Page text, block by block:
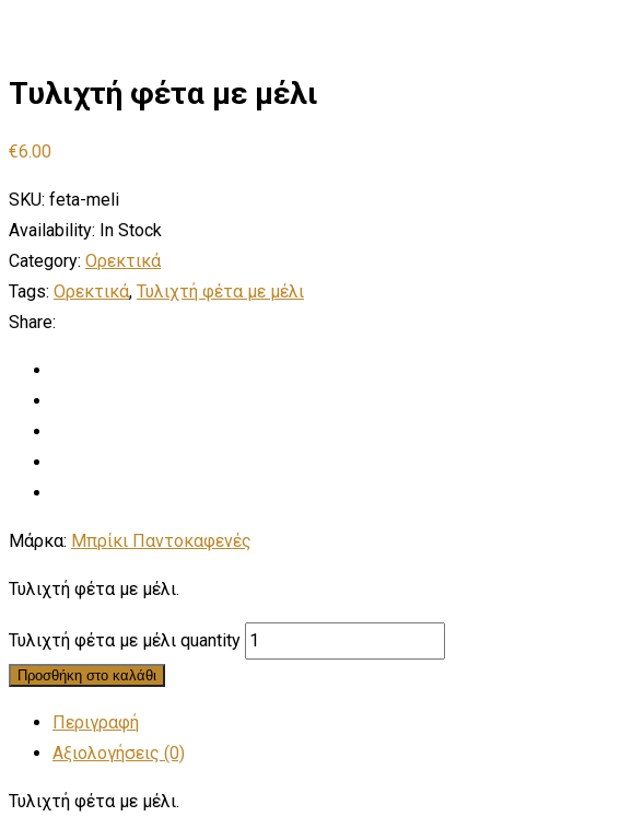
Τυλιχτή φέτα με μέλι
€6.00
SKU: feta-meli
Availability: In Stock
Category: Ορεκτικά
Tags: Ορεκτικά, Τυλιχτή φέτα με μέλι
Share:
Μάρκα: Μπρίκι Παντοκαφενές
Τυλιχτή φέτα με μέλι.
Τυλιχτή φέτα με μέλι quantity
Προσθήκη στο καλάθι
Περιγραφή
Αξιολογήσεις (0)
Τυλιχτή φέτα με μέλι.